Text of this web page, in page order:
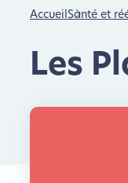
AccueilSanté et
Les